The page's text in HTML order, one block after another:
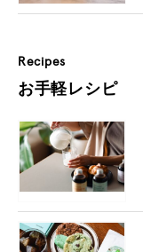
Recipes
お手軽レシピ